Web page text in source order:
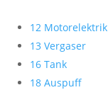
12 Motorelektrik
13 Vergaser
16 Tank
18 Auspuff